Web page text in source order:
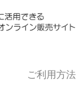
ご利用方法